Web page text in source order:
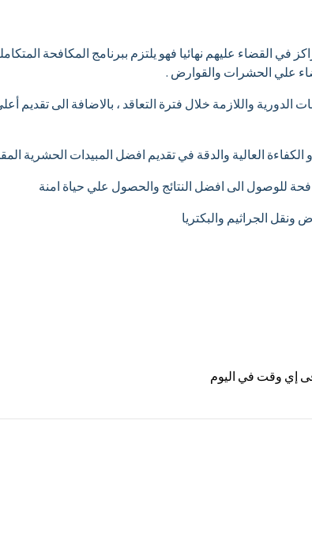
في القضاء عليهم نهائيا فهو يلتزم ببرنامج المكافحة
علي الحشرات والقوارض .
الدورية واللازمة خلال فترة التعاقد ، بالاضافة الى
العالية والدقة في تقديم افضل المبيدات الحشرية
للوصول الى افضل النتائج والحصول علي حياة امنة
الجراثيم والبكتريا
إي وقت في اليوم